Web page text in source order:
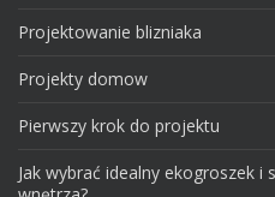
Projektowanie blizniaka
Projekty domow
Pierwszy krok do projektu
Jak wybrać idealny ekogroszek i